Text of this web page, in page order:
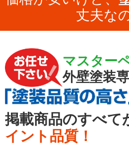
丈夫な
マスター
外壁塗装
掲載商品のすべて
イント品質！